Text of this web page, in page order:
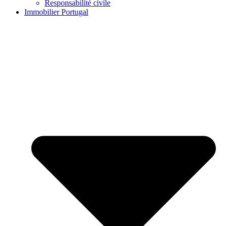
Responsabilité civile
Immobilier Portugal